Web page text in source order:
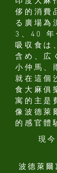
侈的消費
る廣場為
3、40 年
吸収食は
含め、広
小仲馬、
就在這個
食大麻俱
寓的主是
像波德萊
的感官體
現
波德萊爾